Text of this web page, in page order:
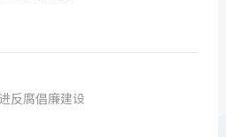
反腐倡廉建设